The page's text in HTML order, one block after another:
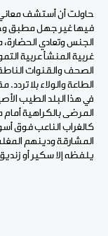
حاولت أن أستشف معاني
فيها غير جهل مطبق
الجنس وتعادي
غربية المنشأ عربية
الصحف والقنوات
الطاعة والولاء بلا
في هذا البلد الطيب
المرضى بالكراهية
كالغراب الناعب فوق
المشارقة ودينهم
يلفظه إلا سكير أو